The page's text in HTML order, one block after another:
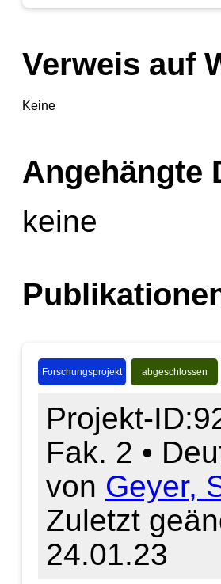
Verweis auf
Keine
Angehängte
keine
Forschungsprojekt abgeschlossen
Projekt-
Fak. 2 •
von Geyer,
Zuletzt
24.01.23